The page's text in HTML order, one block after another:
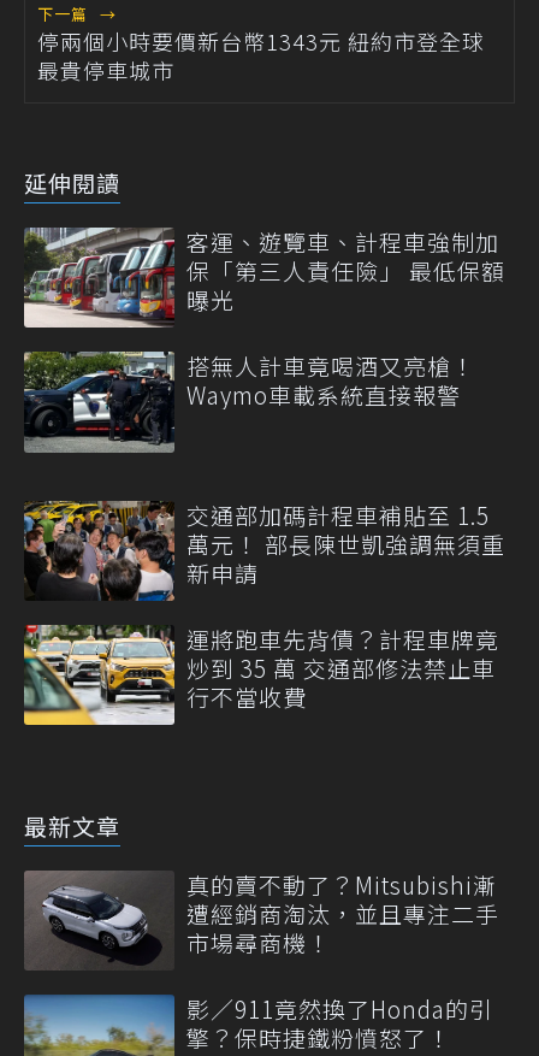
下一篇 →
停兩個小時要價新台幣1343元 紐約市登全球
最貴停車城市
延伸閱讀
客運、遊覽車、計程車強制加
保「第三人責任險」 最低保額
曝光
搭無人計車竟喝酒又亮槍！
Waymo車載系統直接報警
交通部加碼計程車補貼至 1.5
萬元！ 部長陳世凱強調無須重
新申請
運將跑車先背債？計程車牌竟
炒到 35 萬 交通部修法禁止車
行不當收費
最新文章
真的賣不動了？Mitsubishi漸
遭經銷商淘汰，並且專注二手
市場尋商機！
影／911竟然換了Honda的引
擎？保時捷鐵粉憤怒了！